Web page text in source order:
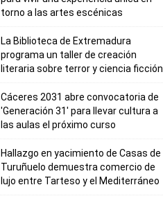
torno a las artes escénicas
La Biblioteca de Extremadura
programa un taller de creación
literaria sobre terror y ciencia ficción
Cáceres 2031 abre convocatoria de
'Generación 31' para llevar cultura a
las aulas el próximo curso
Hallazgo en yacimiento de Casas de
Turuñuelo demuestra comercio de
lujo entre Tarteso y el Mediterráneo